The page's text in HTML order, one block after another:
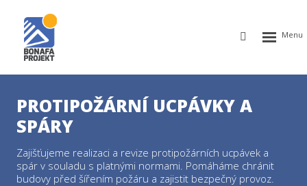
Vyhledávání
Rozbalení
menu
PROTIPOŽÁRNÍ UCPÁVKY A
SPÁRY
Zajišťujeme realizaci a revize protipožárních ucpávek a
spár v souladu s platnými normami. Pomáháme chránit
budovy před šířením požáru a zajistit bezpečný provoz.